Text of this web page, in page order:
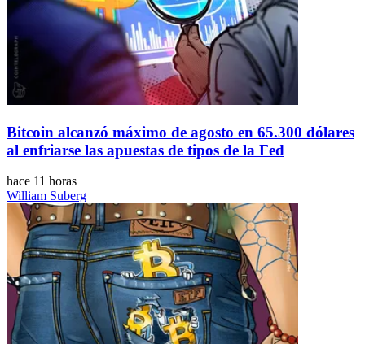
Bitcoin alcanzó máximo de agosto en 65.300 dólares
al enfriarse las apuestas de tipos de la Fed
hace 11 horas
William Suberg